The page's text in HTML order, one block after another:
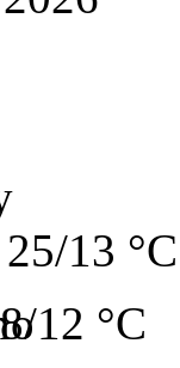
25/13 °C
12 °C